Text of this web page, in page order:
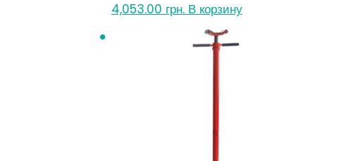
4,053.00 грн. В корзину